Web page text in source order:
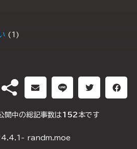
(1)
中の総記事数は 152 本です
randm.moe